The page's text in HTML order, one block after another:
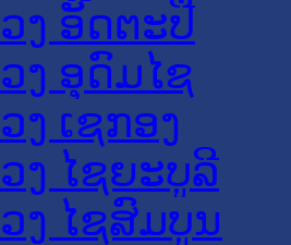
ງ ອັດຕະປື
ງ ອຸດົມໄຊ
ງ ເຊກອງ
ງ ໄຊຍະບູລີ
ງ ໄຊສົມບູນ